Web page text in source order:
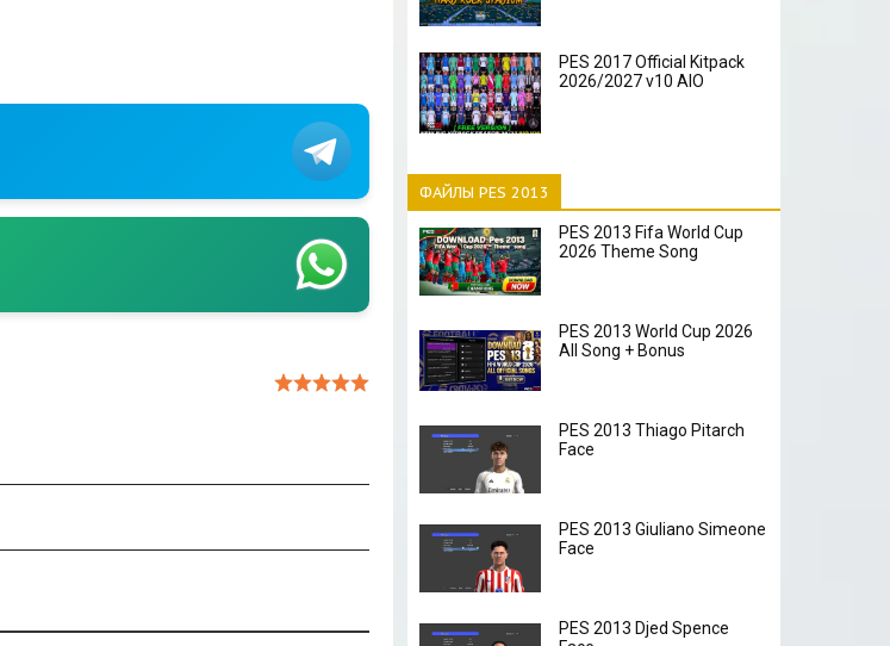
PES 2017 Official Kitpack
2026/2027 v10 AIO
ФАЙЛЫ PES 2013
PES 2013 Fifa World Cup
2026 Theme Song
PES 2013 World Cup 2026
All Song + Bonus
PES 2013 Thiago Pitarch
Face
PES 2013 Giuliano Simeone
Face
PES 2013 Djed Spence